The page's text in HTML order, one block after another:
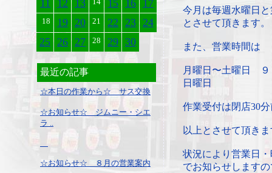
11
12 13 15 16 17
18 19 20 21 22 23 24
25 26 27 28 29 30
最近の記事
☆本日の作業から☆ サス交換
☆お知らせ☆ ジムニー・シエ
ラ ..
☆お知らせ☆ ８月の営業案内
今月は毎週水曜日
とさせて頂きます。
また、営業時間は
月曜日〜土曜日 ９
日曜日 ９：
作業受付は閉店30
以上とさせて頂き
状況により営業日
でお知らせします